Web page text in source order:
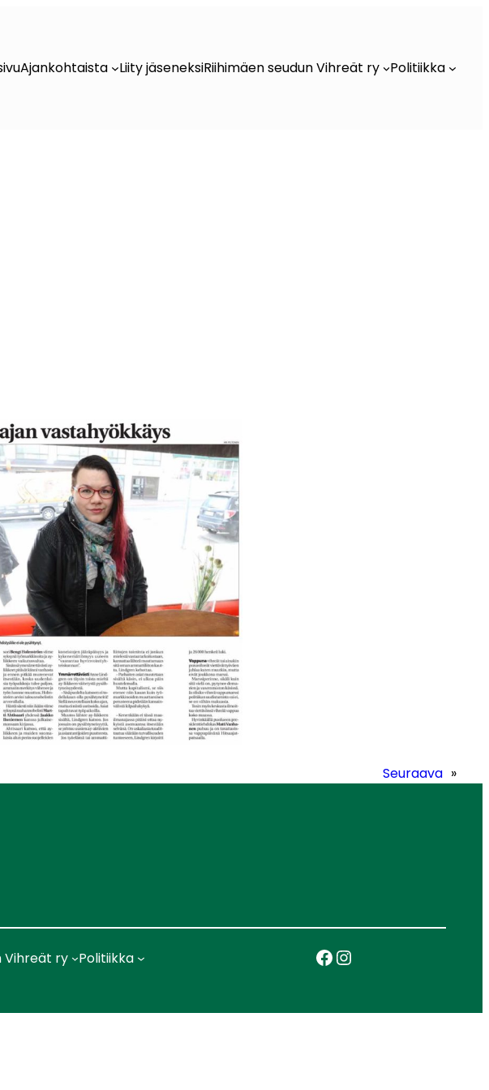
Ajankohtaista Liity jäseneksiRiihimäen seudun Vihreät ry Politiikka
Seuraava »
Vihreät ry Politiikka Facebook
Instagram